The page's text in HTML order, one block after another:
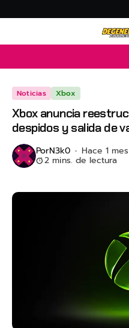
Noticias Xbox
Xbox anuncia
despidos y salida de
PorN3k0 Hace 1 mes
2 mins. de lectura